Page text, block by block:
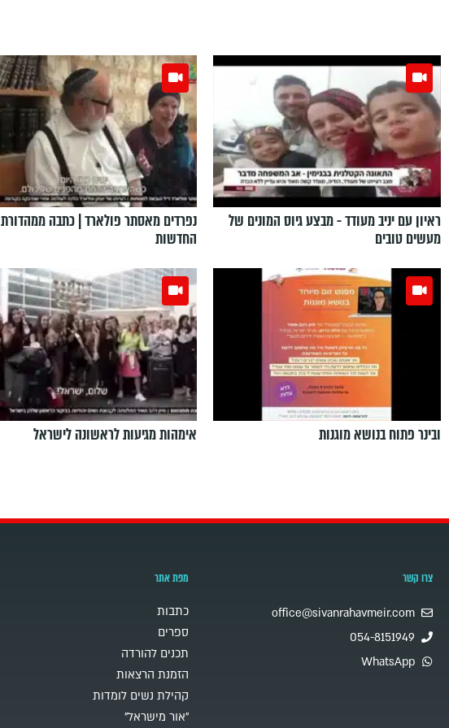
ראיון עם יניב מעודד - מבצע גיוס המונים של
מעשים טובים
נפרדים מאסתר פולארד | כתבה ממהדורת
החדשות
ובינר פתוח בנושא מוגנות אימהות מגיעות לראשונה לישראל
צרו קשר
office@sivanrahavmeir.com
054-8151949
WhatsApp
מפת אתר
כתבות
ספרים
תכנים להורדה
הזמנת הרצאות
קהילת נשים לומדות
"אור מישראל"